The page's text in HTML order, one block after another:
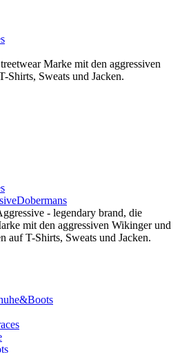
Marke mit den aggressiven
Shirts, Sweats und Jacken.
Dobermans
- legendary brand, die
mit den aggressiven Wikinger und
auf T-Shirts, Sweats und Jacken.